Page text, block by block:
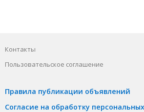
Контакты
Пользовательское соглашение
Правила публикации объявлений
Согласие на обработку